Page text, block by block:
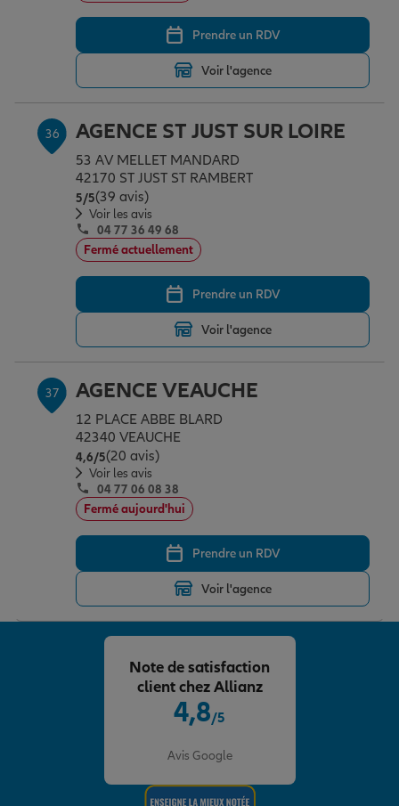
Prendre un RDV
Voir l'agence
36 AGENCE ST JUST SUR LOIRE
53 AV MELLET MANDARD
42170 ST JUST ST RAMBERT
5/5Note de 5 sur 5
(39 avis)
Voir les avis
04 77 36 49 68
Fermé actuellement
Prendre un RDV
Voir l'agence
37 AGENCE VEAUCHE
12 PLACE ABBE BLARD
42340 VEAUCHE
4,6/5Note de 4.6 sur 5
(20 avis)
Voir les avis
04 77 06 08 38
Fermé aujourd'hui
Prendre un RDV
Voir l'agence
4,8/5
Avis Google
Note de satisfaction
client chez Allianz